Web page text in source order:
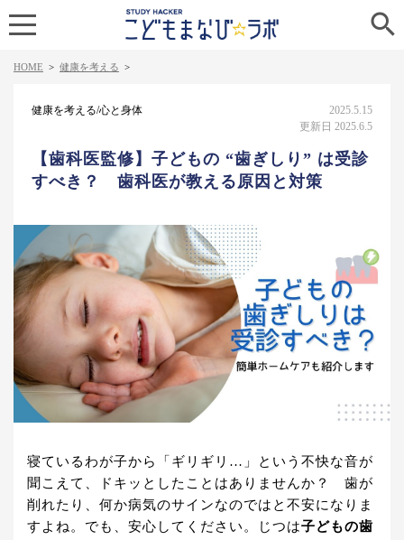

HOME > 健康を考える >
健康を考える/心と身体
2025.5.15
更新日 2025.6.5
【歯科医監修】子どもの “歯ぎしり” は受診
すべき？ 歯科医が教える原因と対策
寝ているわが子から「ギリギリ…」という不快な音が
聞こえて、ドキッとしたことはありませんか？ 歯が
削れたり、何か病気のサインなのではと不安になりま
すよね。でも、安心してください。じつは子どもの歯